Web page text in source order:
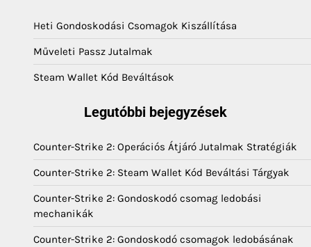
Heti Gondoskodási Csomagok Kiszállítása
Műveleti Passz Jutalmak
Steam Wallet Kód Beváltások
Legutóbbi bejegyzések
Counter-Strike 2: Operációs Átjáró Jutalmak Stratégiák
Counter-Strike 2: Steam Wallet Kód Beváltási Tárgyak
Counter-Strike 2: Gondoskodó csomag ledobási
mechanikák
Counter-Strike 2: Gondoskodó csomagok ledobásának